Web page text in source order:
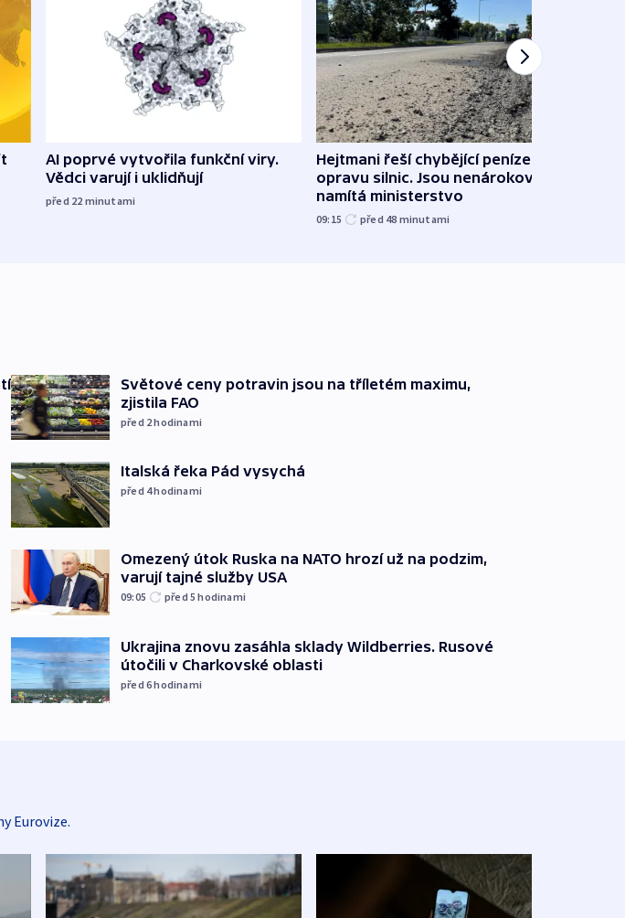
AI poprvé vytvořila funkční viry.
Vědci varují i uklidňují
před 22 minutami
Hejtmani řeší chybějící peníze na
opravu silnic. Jsou nenárokové,
namítá ministerstvo
09:15 před 48 minutami
Světové ceny potravin jsou na tříletém maximu,
zjistila FAO
před 2hodinami
Italská řeka Pád vysychá
před 4hodinami
Omezený útok Ruska na NATO hrozí už na podzim,
varují tajné služby USA
09:05 před 5hodinami
Ukrajina znovu zasáhla sklady Wildberries. Rusové
útočili v Charkovské oblasti
před 6hodinami
Eurovize.